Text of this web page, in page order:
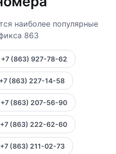
наиболее популярные
863
+7 (863) 927-78-62
+7 (863) 227-14-58
+7 (863) 207-56-90
+7 (863) 222-62-60
+7 (863) 211-02-73